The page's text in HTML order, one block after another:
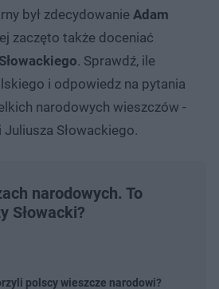
był zdecydowanie Adam
zaczęto także doceniać
. Sprawdź, ile
i odpowiedz na pytania
narodowych wieszczów -
Słowackiego.
narodowych. To
Słowacki?
polscy wieszcze narodowi?